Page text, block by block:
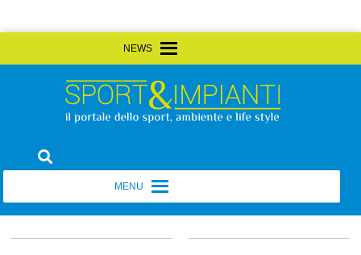
to
Sport&Impianti